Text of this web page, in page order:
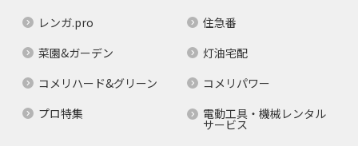
レンガ.pro
住急番
菜園&ガーデン
灯油宅配
コメリハード&グリーン
コメリパワー
プロ特集
電動工具・機械レンタル
サービス